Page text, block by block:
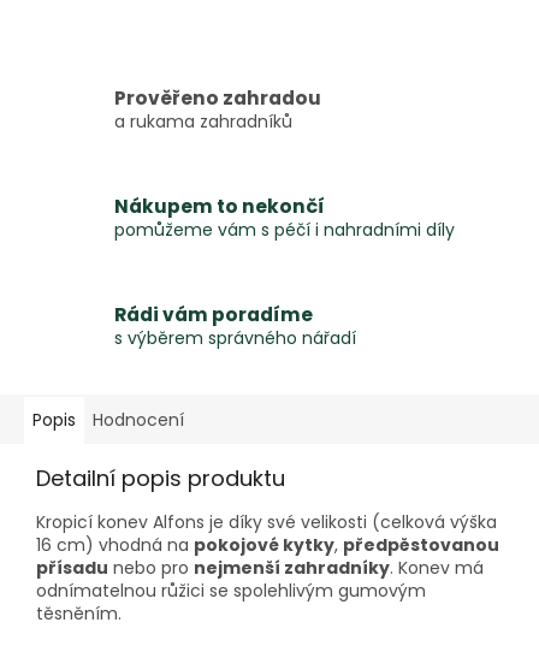
Prověřeno zahradou
a rukama zahradníků
Nákupem to nekončí
pomůžeme vám s péčí i nahradními díly
Rádi vám poradíme
s výběrem správného nářadí
Popis Hodnocení
Detailní popis produktu
Kropicí konev Alfons je díky své velikosti (celková výška
16 cm) vhodná na pokojové kytky, předpěstovanou
přísadu nebo pro nejmenší zahradníky. Konev má
odnímatelnou růžici se spolehlivým gumovým
těsněním.